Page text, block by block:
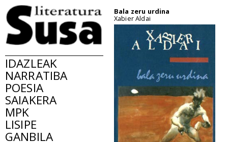
IDAZLEAK
NARRATIBA
POESIA
SAIAKERA
MPK
LISIPE
GANBILA
Bala zeru urdina
Xabier Aldai